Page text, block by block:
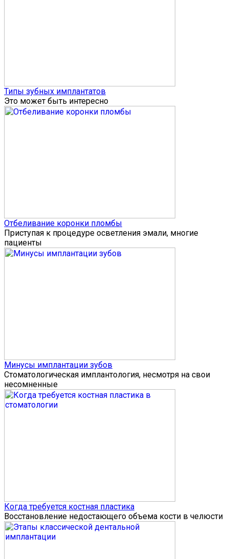
Типы зубных имплантатов
Это может быть интересно
Отбеливание коронки пломбы
Приступая к процедуре осветления эмали, многие
пациенты
Минусы имплантации зубов
Стоматологическая имплантология, несмотря на свои
несомненные
Когда требуется костная пластика
Восстановление недостающего объема кости в челюсти